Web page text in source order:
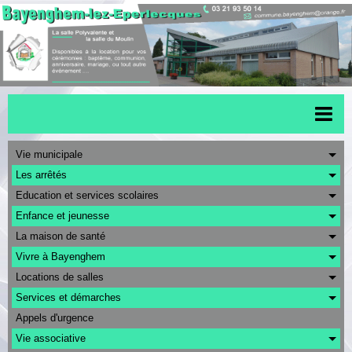
Accueil
Menu scolaire
Actualités
Transports
Urbanisme
CAPSO
Agenda
Vie municipale
Les arrêtés
Education et services scolaires
Enfance et jeunesse
La maison de santé
Vivre à Bayenghem
Locations de salles
Services et démarches
Appels d'urgence
Vie associative